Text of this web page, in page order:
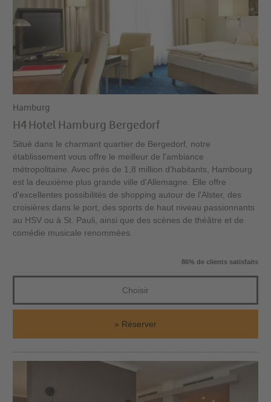
Hamburg
H4 Hotel Hamburg Bergedorf
Situé dans le charmant quartier de Bergedorf, notre
établissement vous offre le meilleur de l'ambiance
métropolitaine. Avec près de 1,8 million d'habitants, Hambourg
est la deuxième plus grande ville d'Allemagne. Elle offre
d'excellentes possibilités de shopping autour de l'Alster, des
croisières dans le port, des sports de haut niveau passionnants
au HSV ou à St. Pauli, ainsi que des scènes de théâtre et de
comédie musicale renommées.
86% de clients satisfaits
Choisir
Réserver